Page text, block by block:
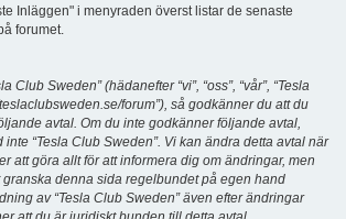
Inläggen" i menyraden överst listar de senaste
forumet.
Club Sweden” (hädanefter “vi”, “oss”, “vår”, “Tesla
forum”), så godkänner du att du
avtal. Om du inte godkänner följande avtal,
“Tesla Club Sweden”. Vi kan ändra detta avtal när
att göra allt för att informera dig om ändringar, men
granska denna sida regelbundet på egen hand
av “Tesla Club Sweden” även efter ändringar